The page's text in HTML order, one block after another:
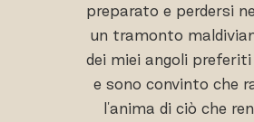
preparato e perdersi
un tramonto
dei miei angoli preferiti
e sono convinto che
l'anima di ciò che